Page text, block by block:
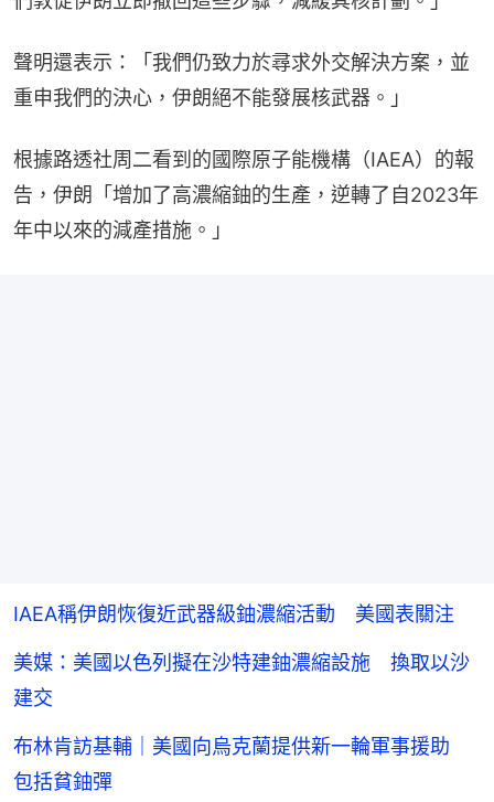
聲明還表示：「我們仍致力於尋求外交解決方案，並
重申我們的決心，伊朗絕不能發展核武器。」
根據路透社周二看到的國際原子能機構（IAEA）的報
告，伊朗「增加了高濃縮鈾的生產，逆轉了自2023年
年中以來的減產措施。」
IAEA稱伊朗恢復近武器級鈾濃縮活動 美國表關注
美媒：美國以色列擬在沙特建鈾濃縮設施 換取以沙
建交
布林肯訪基輔｜美國向烏克蘭提供新一輪軍事援助
包括貧鈾彈